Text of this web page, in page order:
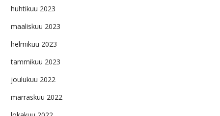
huhtikuu 2023
maaliskuu 2023
helmikuu 2023
tammikuu 2023
joulukuu 2022
marraskuu 2022